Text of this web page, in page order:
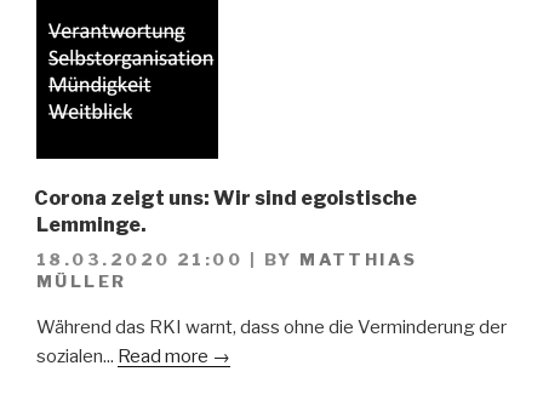
Corona zeigt uns: Wir sind egoistische
Lemminge.
18.03.2020 21:00 BY MATTHIAS
MÜLLER
Während das RKI warnt, dass ohne die Verminderung der
sozialen... Read more →